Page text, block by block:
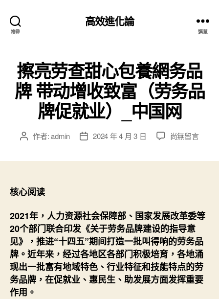
搜尋
高效進化論
選單
擦亮劳查甜心包養網务品
牌 带动增收致富（劳务品
牌促就业）_中国网
文 作者:admin
文 2024 年 4 月 3 日
在
包
養
網
务
品
牌
带
动
尚無留言
核心阅读
2021年，人力资源社会保障部、国家发展改革委等
20个部门联合印发《关于劳务品牌建设的指导意
见》，推进“十四五”期间打造一批叫得响的劳务品
牌。近年来，经过各地区各部门积极培育，各地涌
现出一批富有地域特色、行业特征和技能特点的劳
务品牌，在促就业、惠民生、助发展方面发挥重要
作用。